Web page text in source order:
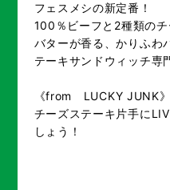
フェスメシの新定番！
100％ビーフと2種類の
バターが香る、かりふわ
テーキサンドウィッチ専
《from LUCKY JUNK》
チーズステーキ片手に
しょう！